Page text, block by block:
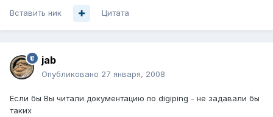
Вставить ник Цитата
jab
Опубликовано 27 января, 2008
Если бы Вы читали документацию по digiping - не задавали бы
таких